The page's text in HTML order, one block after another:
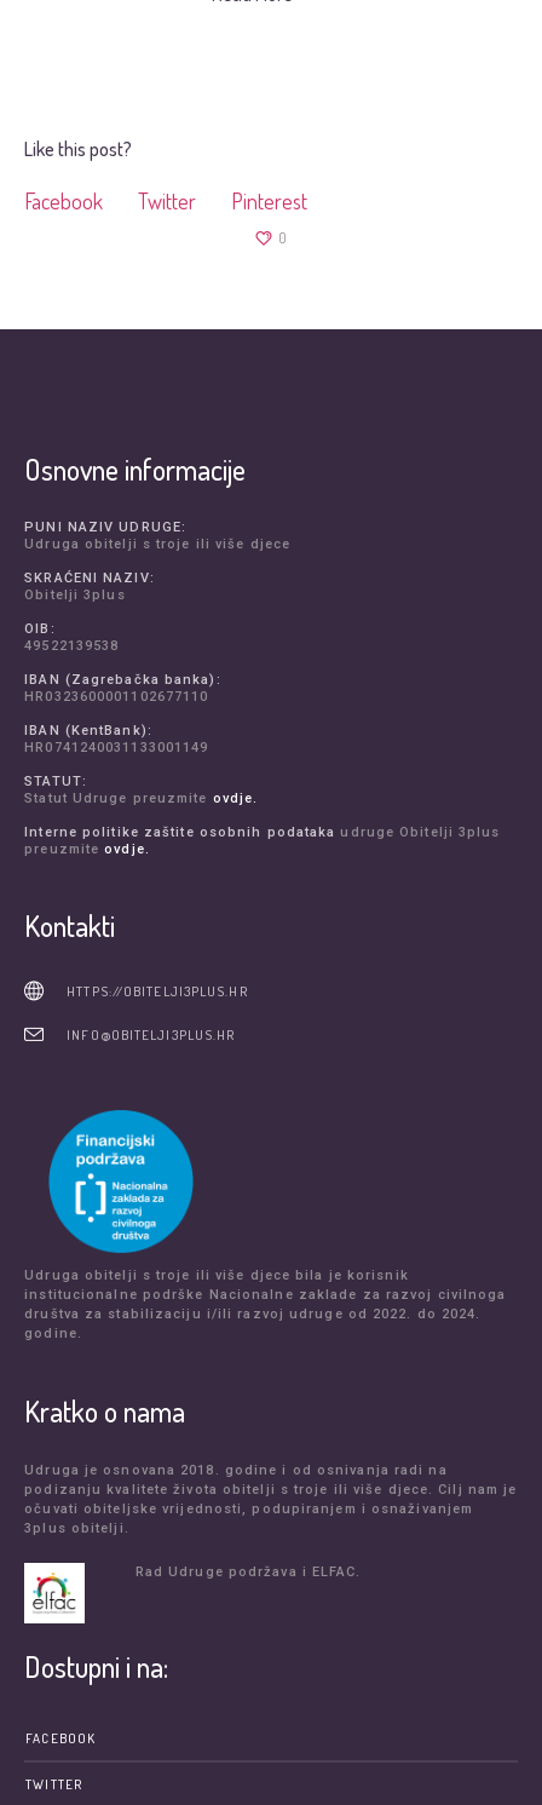
Like this post?
Facebook Twitter Pinterest
0
Osnovne informacije
PUNI NAZIV UDRUGE:
Udruga obitelji s troje ili više djece
SKRAĆENI NAZIV:
Obitelji 3plus
OIB:
49522139538
IBAN (Zagrebačka banka):
HR0323600001102677110
IBAN (KentBank):
HR0741240031133001149
STATUT:
Statut Udruge preuzmite ovdje.
Interne politike zaštite osobnih podataka udruge Obitelji 3plus
preuzmiteovdje.
Kontakti
HTTPS://OBITELJI3PLUS.HR
INFO@OBITELJI3PLUS.HR
Udruga obitelji s troje ili više djece bila je korisnik
institucionalne podrške Nacionalne zaklade za razvoj civilnoga
društva za stabilizaciju i/ili razvoj udruge od 2022. do 2024.
godine.
Kratko o nama
Udruga je osnovana 2018. godine i od osnivanja radi na
podizanju kvalitete života obitelji s troje ili više djece. Cilj nam je
očuvati obiteljske vrijednosti, podupiranjem i osnaživanjem
3plus obitelji.
Rad Udruge podržava i ELFAC.
Dostupni i na:
FACEBOOK
TWITTER